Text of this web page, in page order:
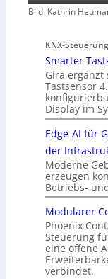
Bild: Kathrin
KNX-
Smarter
Gira ergänzt
Tastsensor
Display im
Edge-AI für
der
Moderne
erzeugen
Betriebs-
Modularer
Phoenix
Steuerung
eine offene
verbindet.